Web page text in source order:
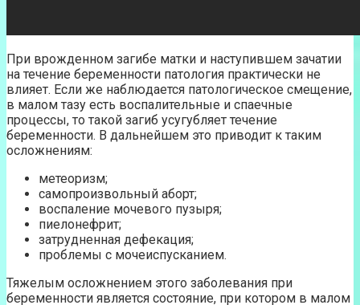
При врожденном загибе матки и наступившем зачатии
на течение беременности патология практически не
влияет. Если же наблюдается патологическое смещение,
в малом тазу есть воспалительные и спаечные
процессы, то такой загиб усугубляет течение
беременности. В дальнейшем это приводит к таким
осложнениям:
метеоризм;
самопроизвольный аборт;
воспаление мочевого пузыря;
пиелонефрит;
затрудненная дефекация;
проблемы с мочеиспусканием.
Тяжелым осложнением этого заболевания при
беременности является состояние, при котором в малом